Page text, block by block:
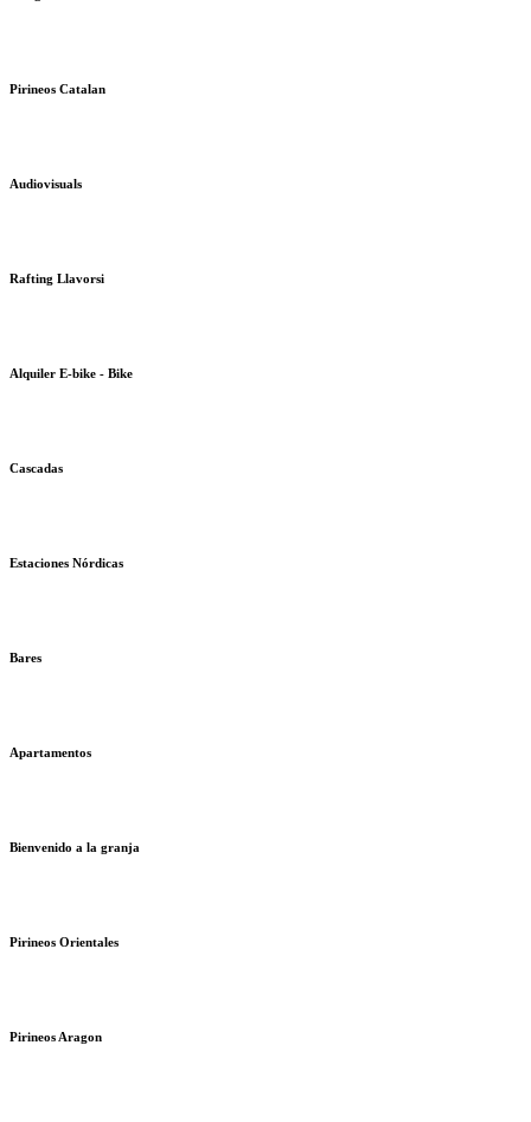
Pirineos Catalan
Audiovisuals
Rafting Llavorsi
Alquiler E-bike - Bike
Cascadas
Estaciones Nórdicas
Bares
Apartamentos
Bienvenido a la granja
Pirineos Orientales
Pirineos Aragon